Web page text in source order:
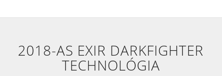
2018-AS EXIR DARKFIGHTER
TECHNOLÓGIA